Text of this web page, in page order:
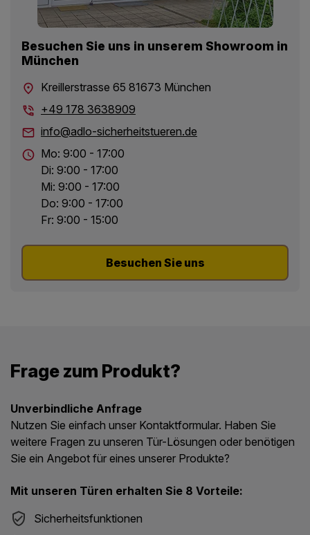
Besuchen Sie uns in unserem Showroom in
München
Kreillerstrasse 65 81673 München
+49 178 3638909
info@adlo-sicherheitstueren.de
Mo: 9:00 - 17:00
Di: 9:00 - 17:00
Mi: 9:00 - 17:00
Do: 9:00 - 17:00
Fr: 9:00 - 15:00
Besuchen Sie uns
Frage zum Produkt?
Unverbindliche Anfrage
Nutzen Sie einfach unser Kontaktformular. Haben Sie
weitere Fragen zu unseren Tür-Lösungen oder benötigen
Sie ein Angebot für eines unserer Produkte?
Mit unseren Türen erhalten Sie 8 Vorteile:
Sicherheitsfunktionen